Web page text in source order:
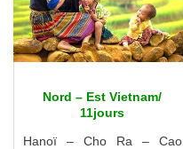
Nord – Est Vietnam/
11jours
Hanoï – Cho Ra – Cao